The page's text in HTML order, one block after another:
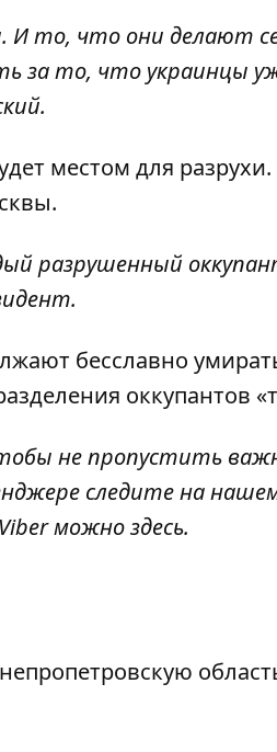
И то, что они делают
то, что украинцы
местом для
разрушенный
бесславно
оккупантов
не пропустить
следите на
можноздесь.